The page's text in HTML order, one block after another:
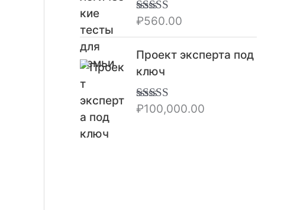
Оценка5.00
₽560.00
Проект эксперта под
ключ
Оценка5.00
₽100,000.00